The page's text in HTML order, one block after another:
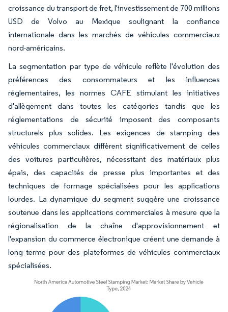
croissance du transport de fret, l'investissement de 700 millions
USD de Volvo au Mexique soulignant la confiance
internationale dans les marchés de véhicules commerciaux
nord-américains.
La segmentation par type de véhicule reflète l'évolution des
préférences des consommateurs et les influences
réglementaires, les normes CAFE stimulant les initiatives
d'allègement dans toutes les catégories tandis que les
réglementations de sécurité imposent des composants
structurels plus solides. Les exigences de stamping des
véhicules commerciaux diffèrent significativement de celles
des voitures particulières, nécessitant des matériaux plus
épais, des capacités de presse plus importantes et des
techniques de formage spécialisées pour les applications
lourdes. La dynamique du segment suggère une croissance
soutenue dans les applications commerciales à mesure que la
régionalisation de la chaîne d'approvisionnement et
l'expansion du commerce électronique créent une demande à
long terme pour des plateformes de véhicules commerciaux
spécialisées.